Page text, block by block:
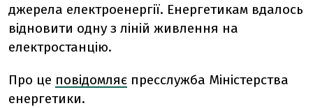
джерела електроенергії. Енергетикам вдалось
відновити одну з ліній живлення на
електростанцію.
Про це повідомляє пресслужба Міністерства
енергетики.